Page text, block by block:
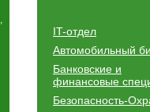
,
IT-отдел
Автомобильный
Банковские и
финансовые
Безопасность-